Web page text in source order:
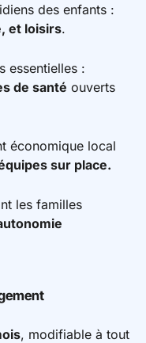
des enfants :
et loisirs.
essentielles :
de santé ouverts
économique local
sur place.
les familles
, modifiable à tout